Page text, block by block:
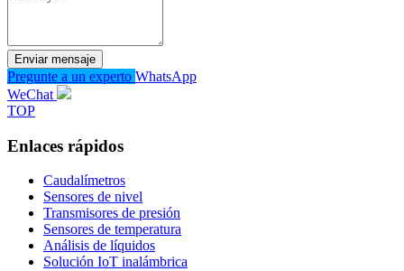
Enviar mensaje
Pregunte a un experto WhatsApp
WeChat
TOP
Enlaces rápidos
Caudalímetros
Sensores de nivel
Transmisores de presión
Sensores de temperatura
Análisis de líquidos
Solución IoT inalámbrica